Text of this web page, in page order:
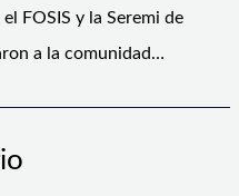
FOSIS y la Seremi de
a la comunidad…